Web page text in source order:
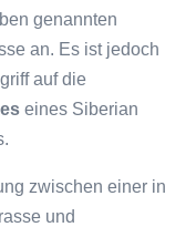
genannten
an. Es ist jedoch
auf die
eines Siberian
zwischen einer in
und